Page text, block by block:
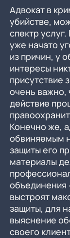
Адвокат в
убийстве,
спектр
уже начато
из причин, у
интересы
присутствие
очень важно,
действие
Конечно же,
обвиняемым
защиты его
материалы
объединения
выстроят
защиты, для
выяснение
своего